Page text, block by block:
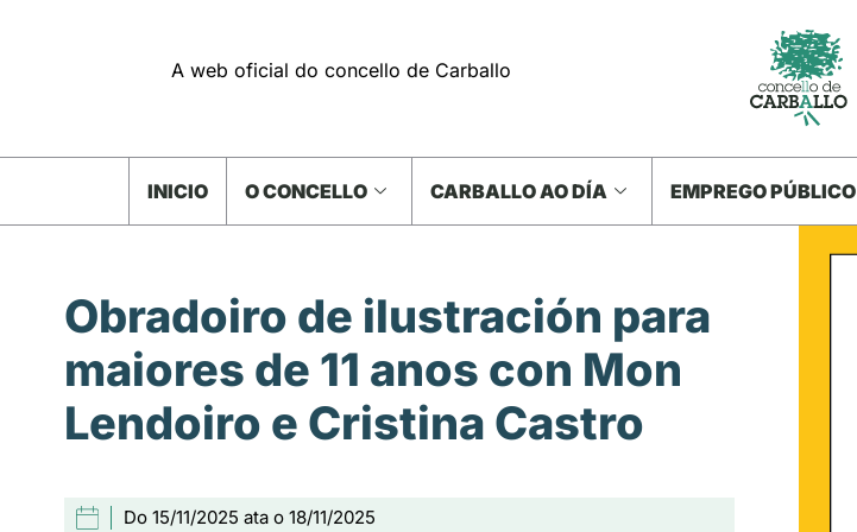
A web oficial do concello de Carballo
INICIO O CONCELLO CARBALLO AO DÍA EMPREGO PÚBLICO
Obradoiro de ilustración para
maiores de 11 anos con Mon
Lendoiro e Cristina Castro
Do 15/11/2025 ata o 18/11/2025